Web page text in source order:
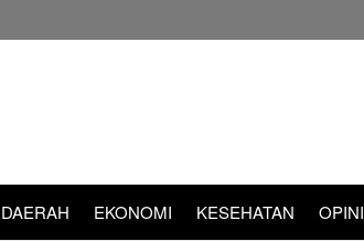
DAERAH EKONOMI KESEHATAN OPINI